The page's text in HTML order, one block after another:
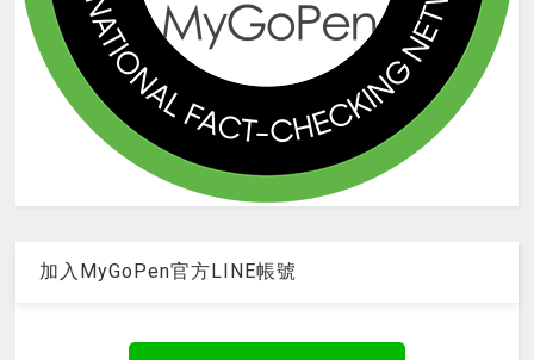
加入MyGoPen官方LINE帳號